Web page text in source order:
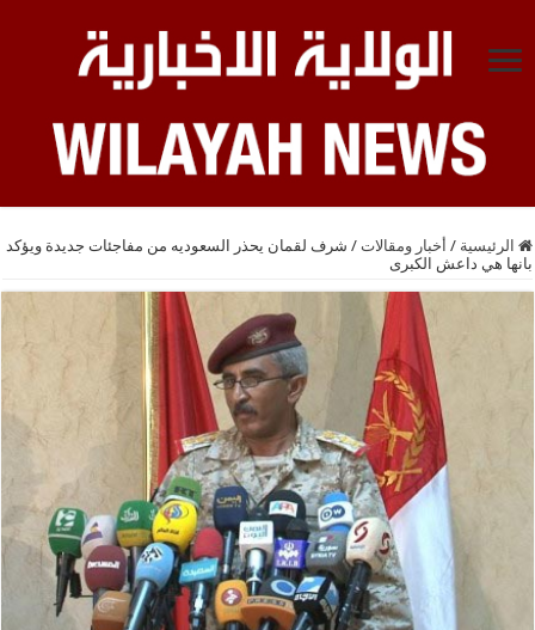
الرئيسية / أخبار ومقالات / شرف لقمان يحذر السعوديه من مفاجئات جديدة ويؤكد
بانها هي داعش الكبرى